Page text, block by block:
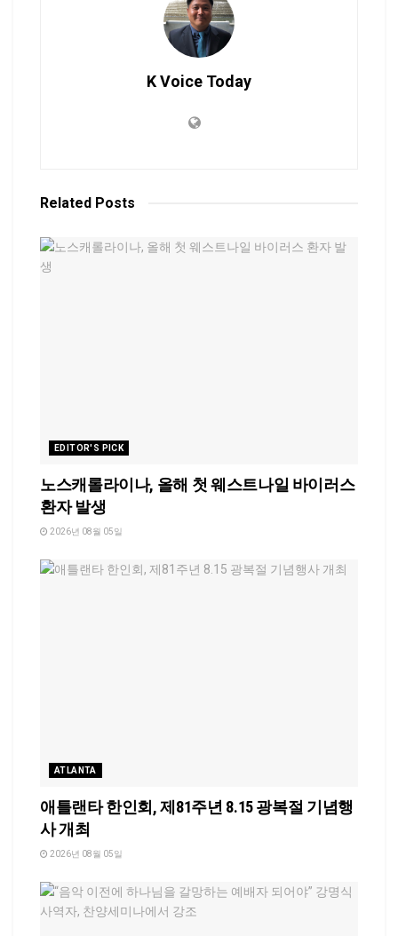
K Voice Today
Related Posts
EDITOR'S PICK
노스캐롤라이나, 올해 첫 웨스트나일 바이러스
환자 발생
2026년 08월 05일
ATLANTA
애틀랜타 한인회, 제81주년 8.15 광복절 기념행
사 개최
2026년 08월 05일